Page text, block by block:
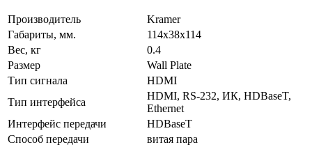
Производитель
Kramer
Габариты, мм.
114x38x114
Вес, кг
0.4
Размер
Wall Plate
Тип сигнала
HDMI
Тип интерфейса
HDMI, RS-232, ИК, HDBaseT,
Ethernet
Интерфейс передачи
HDBaseT
Способ передачи
витая пара